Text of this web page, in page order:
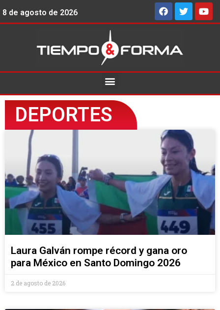
8 de agosto de 2026
DEPORTES
Laura Galván rompe récord y gana oro
para México en Santo Domingo 2026
2 de agosto de 2026